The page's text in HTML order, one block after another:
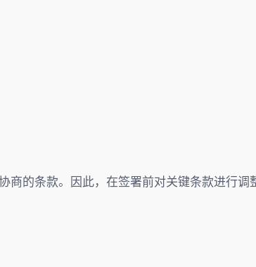
商的条款。因此，在签署前对关键条款进行调